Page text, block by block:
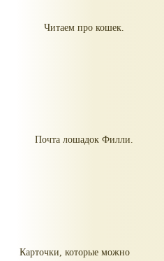
Читаем про кошек.
Почта лошадок Филли.
Карточки, которые можно